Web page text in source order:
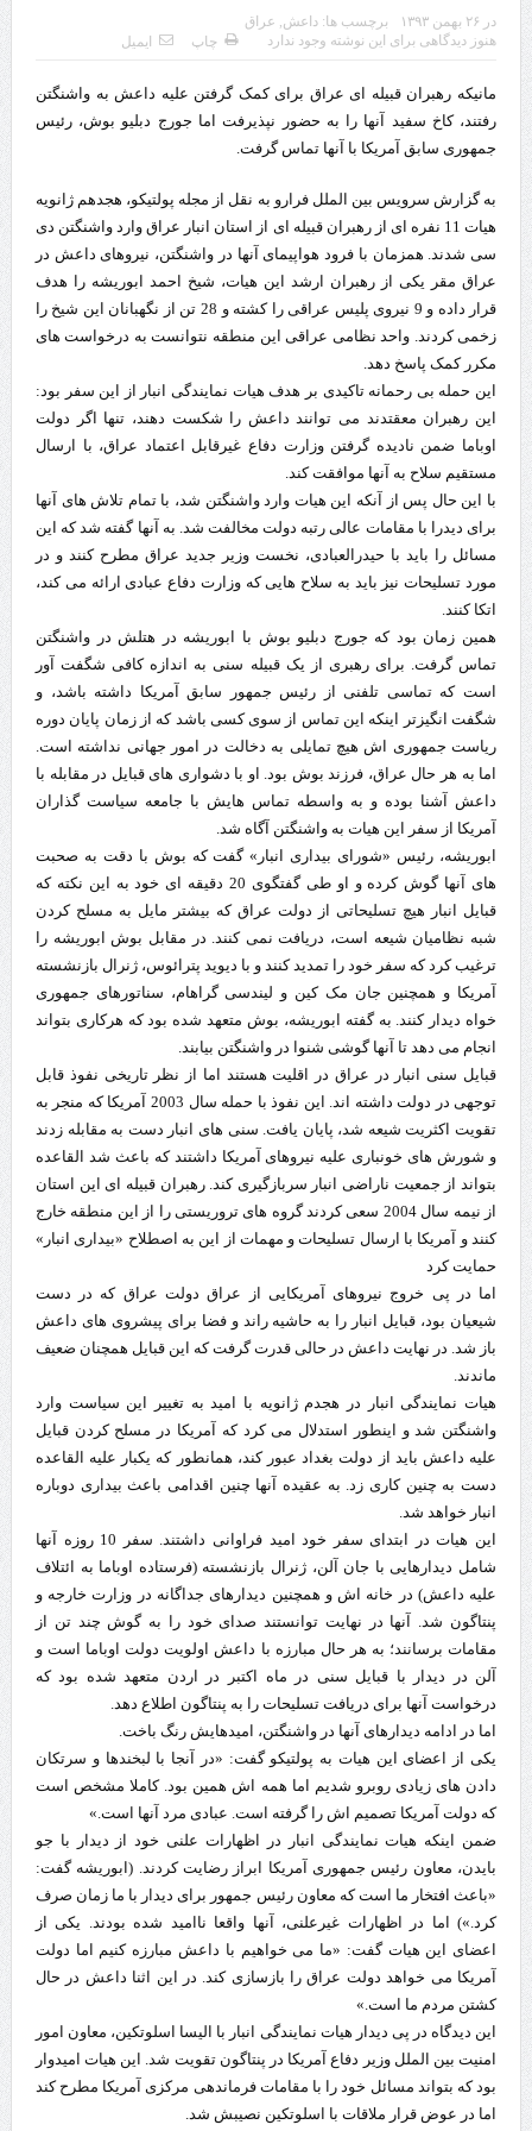
چابهار، جایی که دریا به زندگی سلام می‌کند
گزارش ویژه؛
طرز تهیه خورش خلال کرمانشاهی +نکات و فوت وفن‌ها
استاندار اردبیل در دیدار دبیر شورای‌عالی مناطق آزاد و ویژه اقتصادی:
راه‌اندازی کامل منطقه آزاد اردبیل-بیله‌سوار و منطقه ویژه اقتصادی نمین تسریع
شود
در دیدار استاندار اردبیل و مدیرعامل بانک سینا محقق شد؛
تخصیص ۳۰۰میلیارد تومان برای تکمیل بزرگراه اردبیل-سرچم
کشف ۱۱ قبضه سلاح کلت کمری توسط مرزبانان هنگ مرزی ارومیه
رئیس سازمان راهداری:
مرز چیلات دهلران می‌تواند مکمل مرز بین‌المللی مهران شود
در ۲۶ بهمن ۱۳۹۳ برچسب ها: داعش, عراق
هنوز دیدگاهی برای این نوشته وجود ندارد
چاپ ایمیل
مانیکه رهبران قبیله ای عراق برای کمک گرفتن علیه داعش به واشنگتن
رفتند، کاخ سفید آنها را به حضور نپذیرفت اما جورج دبلیو بوش، رئیس
جمهوری سابق آمریکا با آنها تماس گرفت.
به گزارش سرویس بین الملل فرارو به نقل از مجله پولتیکو، هجدهم ژانویه
هیات 11 نفره ای از رهبران قبیله ای از استان انبار عراق وارد واشنگتن دی
سی شدند. همزمان با فرود هواپیمای آنها در واشنگتن، نیروهای داعش در
عراق مقر یکی از رهبران ارشد این هیات، شیخ احمد ابوریشه را هدف
قرار داده و 9 نیروی پلیس عراقی را کشته و 28 تن از نگهبانان این شیخ را
زخمی کردند. واحد نظامی عراقی این منطقه نتوانست به درخواست های
مکرر کمک پاسخ دهد.
این حمله بی رحمانه تاکیدی بر هدف هیات نمایندگی انبار از این سفر بود:
این رهبران معقتدند می توانند داعش را شکست دهند، تنها اگر دولت
اوباما ضمن نادیده گرفتن وزارت دفاع غیرقابل اعتماد عراق، با ارسال
مستقیم سلاح به آنها موافقت کند.
با این حال پس از آنکه این هیات وارد واشنگتن شد، با تمام تلاش های آنها
برای دیدرا با مقامات عالی رتبه دولت مخالفت شد. به آنها گفته شد که این
مسائل را باید با حیدرالعبادی، نخست وزیر جدید عراق مطرح کنند و در
مورد تسلیحات نیز باید به سلاح هایی که وزارت دفاع عبادی ارائه می کند،
اتکا کنند.
همین زمان بود که جورج دبلیو بوش با ابوریشه در هتلش در واشنگتن
تماس گرفت. برای رهبری از یک قبیله سنی به اندازه کافی شگفت آور
است که تماسی تلفنی از رئیس جمهور سابق آمریکا داشته باشد، و
شگفت انگیزتر اینکه این تماس از سوی کسی باشد که از زمان پایان دوره
ریاست جمهوری اش هیچ تمایلی به دخالت در امور جهانی نداشته است.
اما به هر حال عراق، فرزند بوش بود. او با دشواری های قبایل در مقابله با
داعش آشنا بوده و به واسطه تماس هایش با جامعه سیاست گذاران
آمریکا از سفر این هیات به واشنگتن آگاه شد.
ابوریشه، رئیس «شورای بیداری انبار» گفت که بوش با دقت به صحبت
های آنها گوش کرده و او طی گفتگوی 20 دقیقه ای خود به این نکته که
قبایل انبار هیچ تسلیحاتی از دولت عراق که بیشتر مایل به مسلح کردن
شبه نظامیان شیعه است، دریافت نمی کنند. در مقابل بوش ابوریشه را
ترغیب کرد که سفر خود را تمدید کنند و با دیوید پترائوس، ژنرال بازنشسته
آمریکا و همچنین جان مک کین و لیندسی گراهام، سناتورهای جمهوری
خواه دیدار کنند. به گفته ابوریشه، بوش متعهد شده بود که هرکاری بتواند
انجام می دهد تا آنها گوشی شنوا در واشنگتن بیابند.
قبایل سنی انبار در عراق در اقلیت هستند اما از نظر تاریخی نفوذ قابل
توجهی در دولت داشته اند. این نفوذ با حمله سال 2003 آمریکا که منجر به
تقویت اکثریت شیعه شد، پایان یافت. سنی های انبار دست به مقابله زدند
و شورش های خونباری علیه نیروهای آمریکا داشتند که باعث شد القاعده
بتواند از جمعیت ناراضی انبار سربازگیری کند. رهبران قبیله ای این استان
از نیمه سال 2004 سعی کردند گروه های تروریستی را از این منطقه خارج
کنند و آمریکا با ارسال تسلیحات و مهمات از این به اصطلاح «بیداری انبار»
حمایت کرد
اما در پی خروج نیروهای آمریکایی از عراق دولت عراق که در دست
شیعیان بود، قبایل انبار را به حاشیه راند و فضا برای پیشروی های داعش
باز شد. در نهایت داعش در حالی قدرت گرفت که این قبایل همچنان ضعیف
ماندند.
هیات نمایندگی انبار در هجدم ژانویه با امید به تغییر این سیاست وارد
واشنگتن شد و اینطور استدلال می کرد که آمریکا در مسلح کردن قبایل
علیه داعش باید از دولت بغداد عبور کند، همانطور که یکبار علیه القاعده
دست به چنین کاری زد. به عقیده آنها چنین اقدامی باعث بیداری دوباره
انبار خواهد شد.
این هیات در ابتدای سفر خود امید فراوانی داشتند. سفر 10 روزه آنها
شامل دیدارهایی با جان آلن، ژنرال بازنشسته (فرستاده اوباما به ائتلاف
علیه داعش) در خانه اش و همچنین دیدارهای جداگانه در وزارت خارجه و
پنتاگون شد. آنها در نهایت توانستند صدای خود را به گوش چند تن از
مقامات برسانند؛ به هر حال مبارزه با داعش اولویت دولت اوباما است و
آلن در دیدار با قبایل سنی در ماه اکتبر در اردن متعهد شده بود که
درخواست آنها برای دریافت تسلیحات را به پنتاگون اطلاع دهد.
اما در ادامه دیدارهای آنها در واشنگتن، امیدهایش رنگ باخت.
یکی از اعضای این هیات به پولتیکو گفت: «در آنجا با لبخندها و سرتکان
دادن های زیادی روبرو شدیم اما همه اش همین بود. کاملا مشخص است
که دولت آمریکا تصمیم اش را گرفته است. عبادی مرد آنها است.»
ضمن اینکه هیات نمایندگی انبار در اظهارات علنی خود از دیدار با جو
بایدن، معاون رئیس جمهوری آمریکا ابراز رضایت کردند. (ابوریشه گفت:
«باعث افتخار ما است که معاون رئیس جمهور برای دیدار با ما زمان صرف
کرد.») اما در اظهارات غیرعلنی، آنها واقعا ناامید شده بودند. یکی از
اعضای این هیات گفت: «ما می خواهیم با داعش مبارزه کنیم اما دولت
آمریکا می خواهد دولت عراق را بازسازی کند. در این اثنا داعش در حال
کشتن مردم ما است.»
این دیدگاه در پی دیدار هیات نمایندگی انبار با الیسا اسلوتکین، معاون امور
امنیت بین الملل وزیر دفاع آمریکا در پنتاگون تقویت شد. این هیات امیدوار
بود که بتواند مسائل خود را با مقامات فرماندهی مرکزی آمریکا مطرح کند
اما در عوض قرار ملاقات با اسلوتکین نصیبش شد.